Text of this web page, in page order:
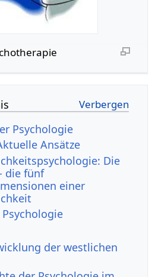
Psychologie
Ansätze
Die
die fünf
einer
der westlichen